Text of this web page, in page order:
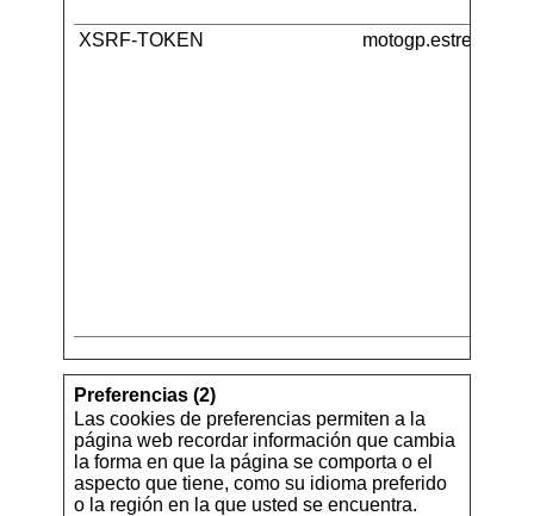
XSRF-TOKEN
Preferencias (2)
Las cookies de preferencias permiten a la
página web recordar información que cambia
la forma en que la página se comporta o el
aspecto que tiene, como su idioma preferido
o la región en la que usted se encuentra.